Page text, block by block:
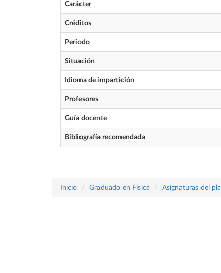
Carácter
Créditos
Periodo
Situación
Idioma de impartición
Profesores
Guía docente
Bibliografía recomendada
Inicio Graduado en Física Asignaturas del